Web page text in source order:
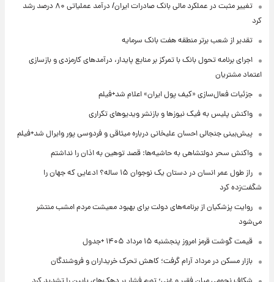
تغییر مثبت در عملکرد مالی بانک صادرات ایران/ درآمد عملیاتی ۸۰ درصد رشد
کرد
تقدیر از شعب برتر منطقه هفت بانک سرمایه
اجرای برنامه تحول بانک با تمرکز بر منابع پایدار، درآمدهای کارمزدی و بازسازی
اعتماد مشتریان
جزئیات فعال‌سازی «کیف پول ایران» اعلام شد+فیلم
واکنش پلیس به فیک نیوزها و بازنشر ویدیوهای تکراری
پیش‌بینی جنجالی احسان علیخانی درباره میثاقی و فردوسی پور وایرال شد+فیلم
واکنش سحر دولتشاهی به حاشیه‌ها: قصد توهین به اذان را نداشتم
راز طول عمر انسان در دستان یک نوجوان ۱۵ ساله؟ ادعایی که جهان را
شگفت‌زده کرد
روایت پزشکیان از برنامه‌های دولت برای بهبود معیشت مردم امشب منتشر
می‌شود
قیمت گوشت قرمز امروز پنجشنبه ۱۵ مرداد ۱۴۰۵ +جدول
بازار مسکن در مرداد آرام گرفت؛ کاهش تحرک خریداران و فروشندگان